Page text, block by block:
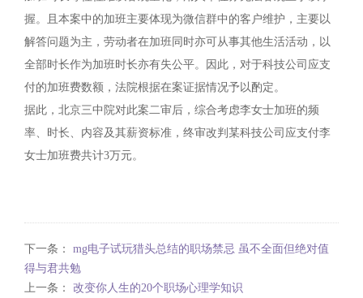
握。且本案中的加班主要体现为微信群中的客户维护，主要以
解答问题为主，劳动者在加班同时亦可从事其他生活活动，以
全部时长作为加班时长亦有失公平。因此，对于科技公司应支
付的加班费数额，法院根据在案证据情况予以酌定。
据此，北京三中院对此案二审后，综合考虑李女士加班的频
率、时长、内容及其薪资标准，终审改判某科技公司应支付李
女士加班费共计3万元。
下一条： mg电子试玩猎头总结的职场禁忌 虽不全面但绝对值
得与君共勉
上一条： 改变你人生的20个职场心理学知识